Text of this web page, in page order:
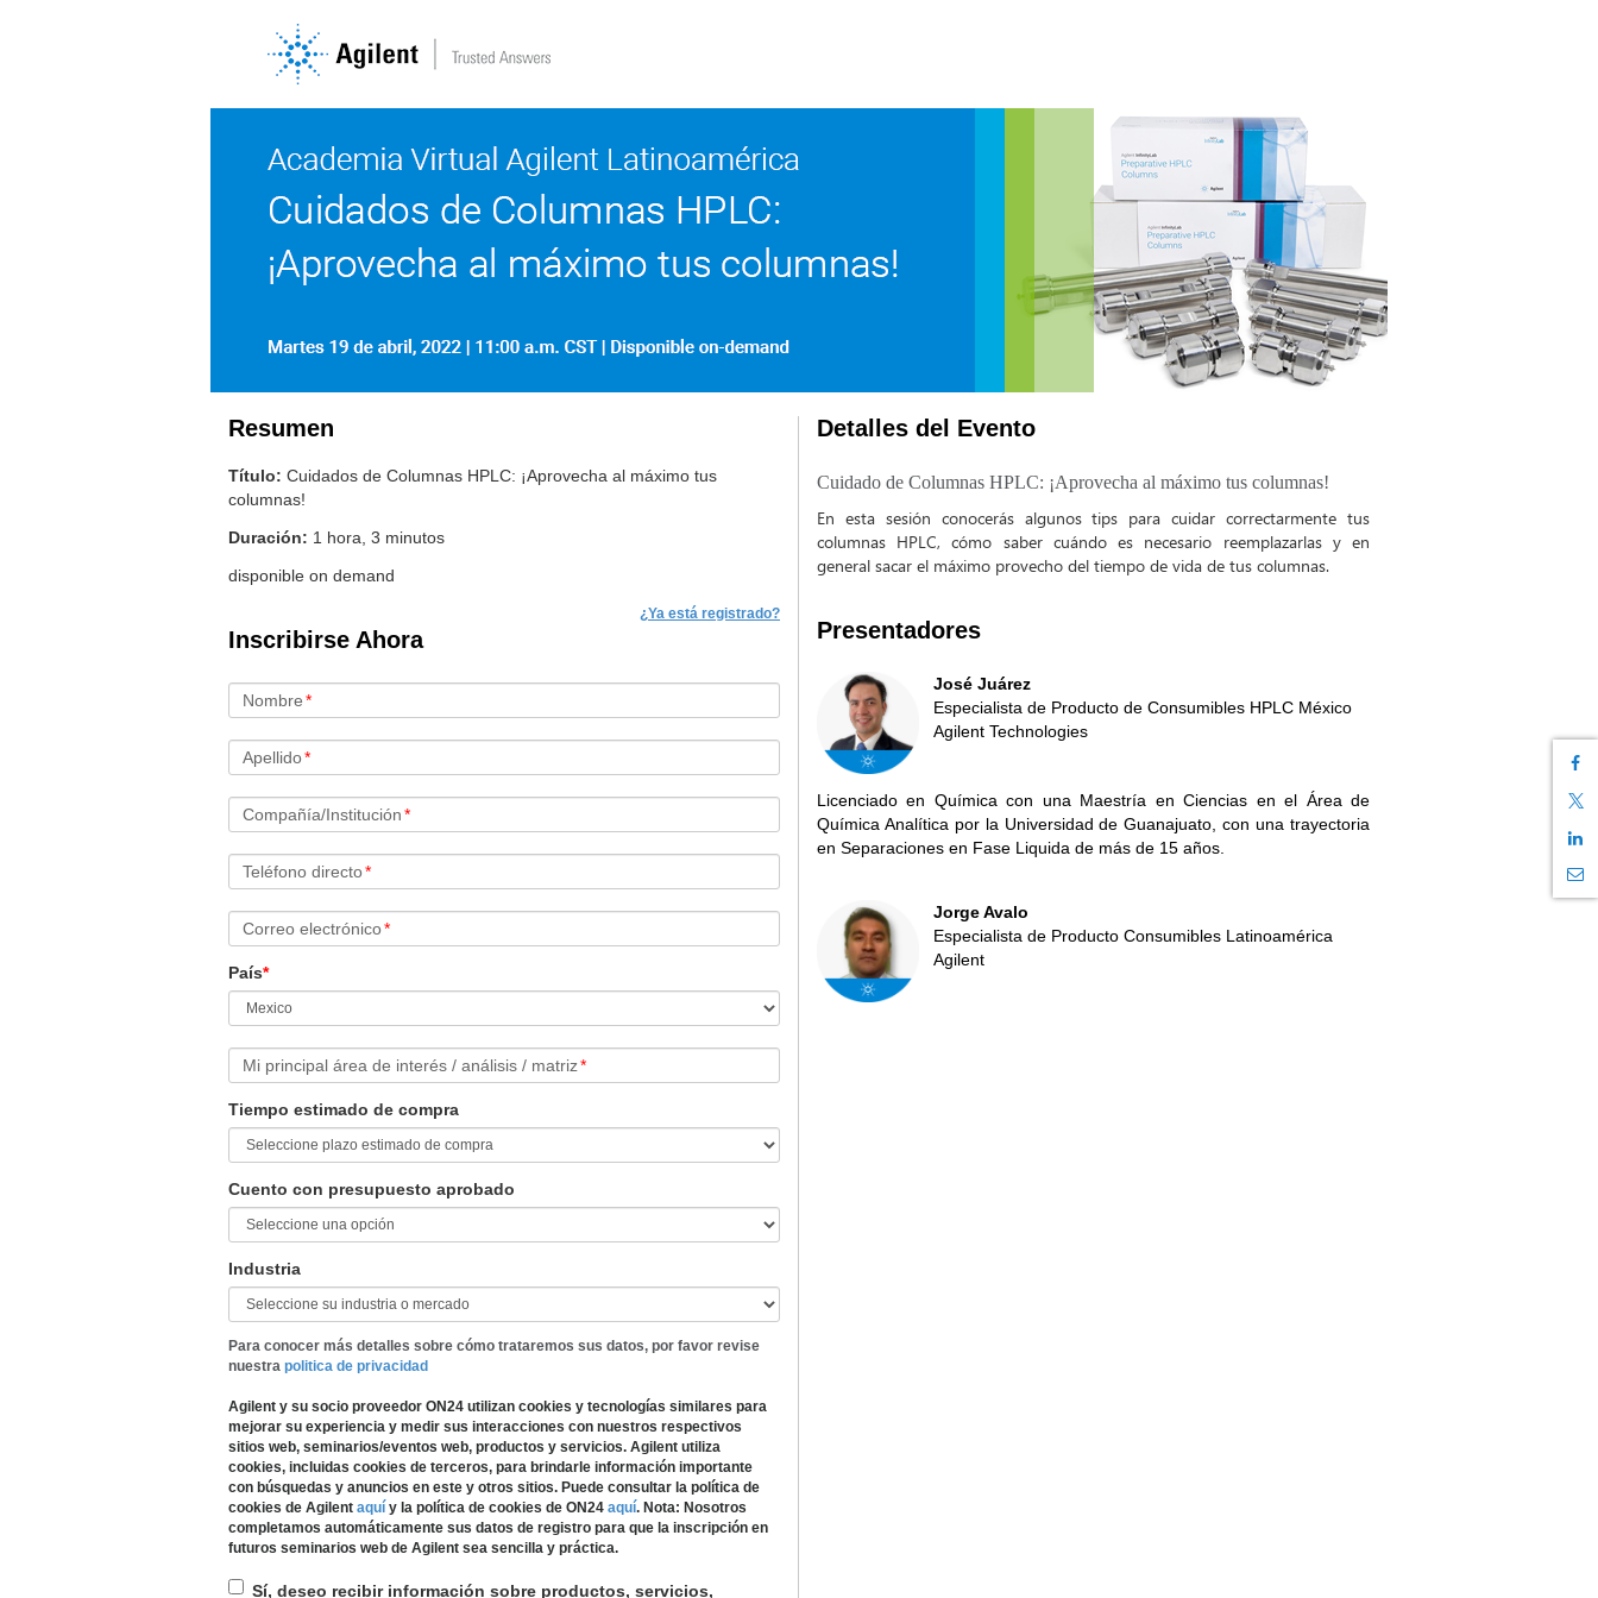
Resumen
Título: Cuidados de Columnas HPLC: ¡Aprovecha al máximo tus
columnas!
Duración: 1 hora, 3 minutos
disponible on demand
Inscribirse Ahora
¿Ya está registrado?
Nombre*
Apellido*
Compañía/Institución*
Teléfono directo*
Correo electrónico*
País*
Mi principal área de interés / análisis / matriz*
Tiempo estimado de compra
Cuento con presupuesto aprobado
Industria
Para conocer más detalles sobre cómo trataremos sus datos, por favor revise
nuestra politica de privacidad
Agilent y su socio proveedor ON24 utilizan cookies y tecnologías similares para
mejorar su experiencia y medir sus interacciones con nuestros respectivos
sitios web, seminarios/eventos web, productos y servicios. Agilent utiliza
cookies, incluidas cookies de terceros, para brindarle información importante
con búsquedas y anuncios en este y otros sitios. Puede consultar la política de
cookies de Agilent aquí y la política de cookies de ON24 aquí. Nota: Nosotros
completamos automáticamente sus datos de registro para que la inscripción en
futuros seminarios web de Agilent sea sencilla y práctica.
Sí, deseo recibir información sobre productos, servicios,
Detalles del Evento
Cuidado de Columnas HPLC: ¡Aprovecha al máximo tus columnas!
En esta sesión conocerás algunos tips para cuidar correctarmente tus
columnas HPLC, cómo saber cuándo es necesario reemplazarlas y en
general sacar el máximo provecho del tiempo de vida de tus columnas.
Presentadores
José Juárez
Especialista de Producto de Consumibles HPLC México
Agilent Technologies
Licenciado en Química con una Maestría en Ciencias en el Área de
Química Analítica por la Universidad de Guanajuato, con una trayectoria
en Separaciones en Fase Liquida de más de 15 años.
Jorge Avalo
Especialista de Producto Consumibles Latinoamérica
Agilent